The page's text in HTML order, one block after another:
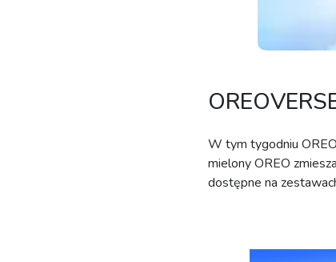
W tym tygodniu
mielony OREO
dostępne na